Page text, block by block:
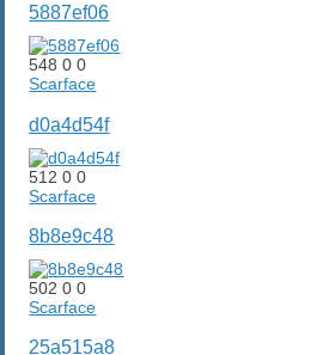
5887ef06
54800
Scarface
d0a4d54f
51200
Scarface
8b8e9c48
50200
Scarface
25a515a8